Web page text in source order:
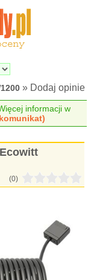
» Dodaj opinie
informacji w
(0)